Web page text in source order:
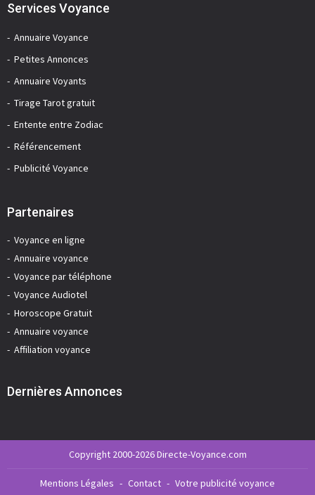
Services Voyance
Annuaire Voyance
Petites Annonces
Annuaire Voyants
Tirage Tarot gratuit
Entente entre Zodiac
Référencement
Publicité Voyance
Partenaires
Voyance en ligne
Annuaire voyance
Voyance par téléphone
Voyance Audiotel
Horoscope Gratuit
Annuaire voyance
Affiliation voyance
Dernières Annonces
Copyright 2000-2026 Directe-Voyance.com
Mentions Légales - Contact - Votre publicité voyance